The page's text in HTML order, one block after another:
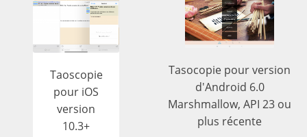
Taoscopie
pour iOS
version
10.3+
Tasocopie pour version
d'Android 6.0
Marshmallow, API 23 ou
plus récente